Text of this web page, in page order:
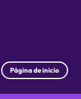
Página de inicio